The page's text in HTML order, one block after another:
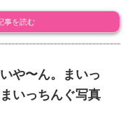
事を読む
や〜ん。まいっ
いっちんぐ写真